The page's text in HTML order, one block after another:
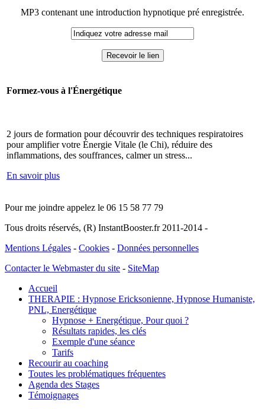
MP3 contenant une introduction hypnotique pré enregistrée.
Formez-vous à l'Énergétique
2 jours de formation pour découvrir des techniques respiratoires
pour amplifier votre Énergie Vitale (le Chi), réduire des
inflammations, des souffrances, calmer un stress...
En savoir plus
Pour me joindre appelez le 06 15 58 77 79
Tous droits réservés, (R) InstantBooster.fr 2011-2014 -
Mentions Légales - Cookies - Données personnelles
Contacter le Webmaster du site - SiteMap
Accueil
THERAPIE : Hypnose Ericksonienne, Hypnose Humaniste,
PNL, Energétique
Hypnose + Energétique, Pour quoi ?
Résultats rapides, les clés
Exemple d'une séance
Tarifs
Recourir au coaching
Toutes les problématiques fréquentes
Agenda des Stages
Témoignages